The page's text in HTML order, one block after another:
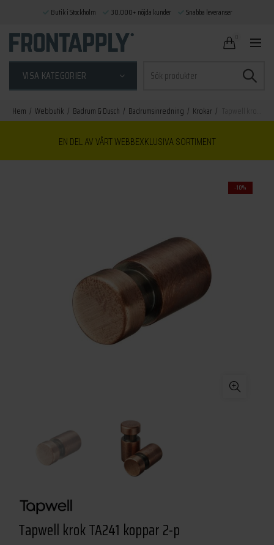
VISA KATEGORIER
efter:
Hem Webbutik Badrum & Dusch Badrumsinredning Krokar
EN DEL AV VÅRT WEBBEXKLUSIVA SORTIMENT
-10%
Tapwell krok TA241 koppar 2-p
Butik i Stockholm 30.000+ nöjda kunder Snabba leveranser